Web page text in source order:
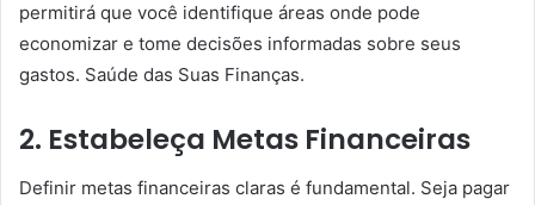
permitirá que você identifique áreas onde pode
economizar e tome decisões informadas sobre seus
gastos. Saúde das Suas Finanças.
2. Estabeleça Metas Financeiras
Definir metas financeiras claras é fundamental. Seja pagar